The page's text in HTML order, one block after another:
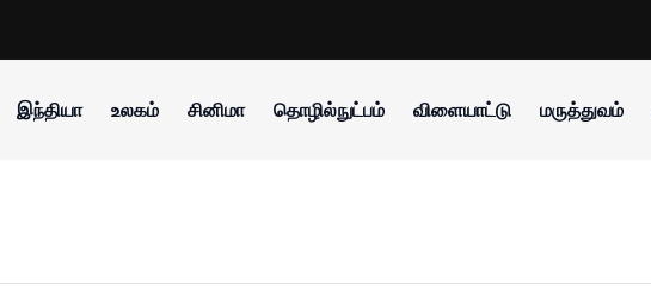
இந்தியா உலகம் சினிமா தொழில்நுட்பம் விளையாட்டு மருத்துவம்